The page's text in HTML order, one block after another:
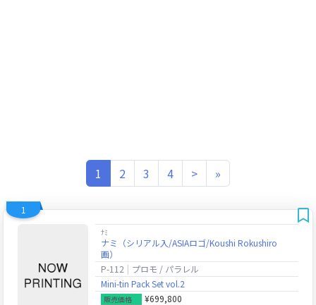
1 (current)
2 3 4 > »
1
ﾅﾐ
ナミ（シリアル入/ASIAロゴ/Koushi Rokushiro
画）
P-112
プロモ / パラレル
Mini-tin Pack Set vol.2
販売価格 ¥699,800